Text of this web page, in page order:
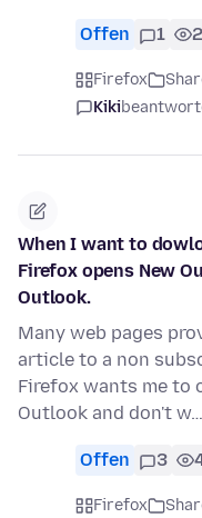
Offen 1
Firefox
Kiki
When I want to
Firefox opens New
Outlook.
Many web pages
article to a non
Firefox wants me to
Outlook and don't w…
Offen 3
Firefox